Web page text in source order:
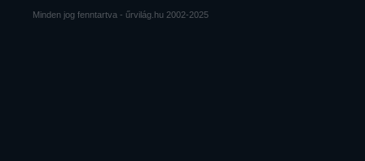
Minden jog fenntartva - űrvilág.hu 2002-2025